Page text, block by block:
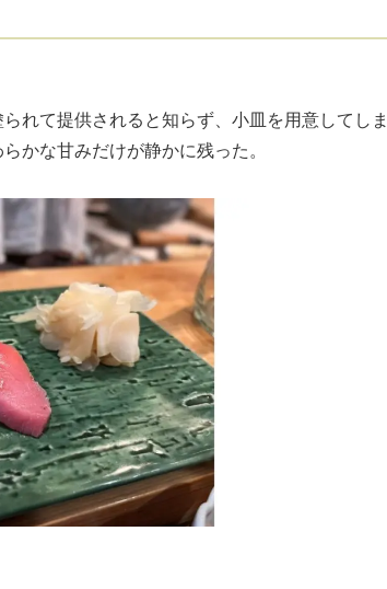
れて提供されると知らず、小皿を用意してし
かな甘みだけが静かに残った。